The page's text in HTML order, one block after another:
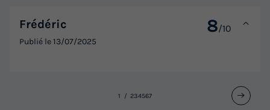
Frédéric 8/10
Publié le13/07/2025
1 234567